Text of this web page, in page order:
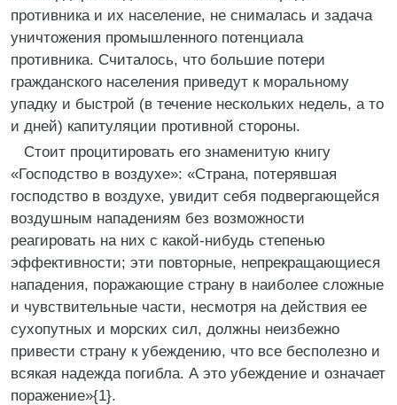
противника и их население, не снималась и задача
уничтожения промышленного потенциала
противника. Считалось, что большие потери
гражданского населения приведут к моральному
упадку и быстрой (в течение нескольких недель, а то
и дней) капитуляции противной стороны.
Стоит процитировать его знаменитую книгу
«Господство в воздухе»: «Страна, потерявшая
господство в воздухе, увидит себя подвергающейся
воздушным нападениям без возможности
реагировать на них с какой-нибудь степенью
эффективности; эти повторные, непрекращающиеся
нападения, поражающие страну в наиболее сложные
и чувствительные части, несмотря на действия ее
сухопутных и морских сил, должны неизбежно
привести страну к убеждению, что все бесполезно и
всякая надежда погибла. А это убеждение и означает
поражение»{1}.